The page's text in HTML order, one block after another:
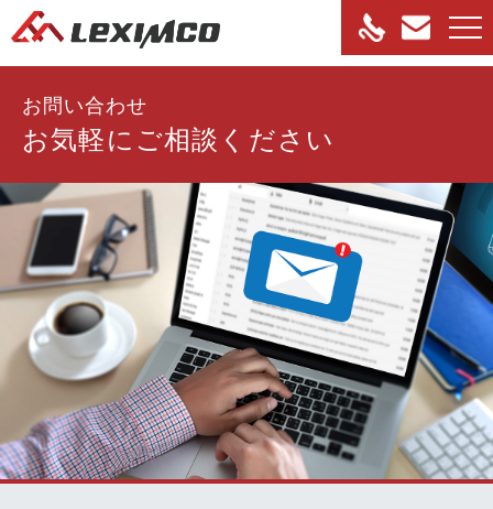
お問い合わせ
お気軽にご相談ください